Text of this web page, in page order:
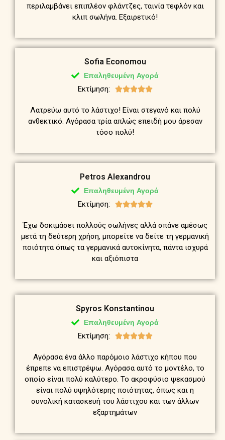
περιλαμβάνει επιπλέον φλάντζες, ταινία τεφλόν και
κλιπ σωλήνα. Εξαιρετικό!
Sofia Economou
Επαληθευμένη Αγορά
Εκτίμηση: 
Λατρεύω αυτό το λάστιχο! Είναι στεγανό και πολύ
ανθεκτικό. Αγόρασα τρία απλώς επειδή μου άρεσαν
τόσο πολύ!
Petros Alexandrou
Επαληθευμένη Αγορά
Εκτίμηση: 
Έχω δοκιμάσει πολλούς σωλήνες αλλά σπάνε αμέσως
μετά τη δεύτερη χρήση, μπορείτε να δείτε τη γερμανική
ποιότητα όπως τα γερμανικά αυτοκίνητα, πάντα ισχυρά
και αξιόπιστα
Spyros Konstantinou
Επαληθευμένη Αγορά
Εκτίμηση: 
Αγόρασα ένα άλλο παρόμοιο λάστιχο κήπου που
έπρεπε να επιστρέψω. Αγόρασα αυτό το μοντέλο, το
οποίο είναι πολύ καλύτερο. Το ακροφύσιο ψεκασμού
είναι πολύ υψηλότερης ποιότητας, όπως και η
συνολική κατασκευή του λάστιχου και των άλλων
εξαρτημάτων